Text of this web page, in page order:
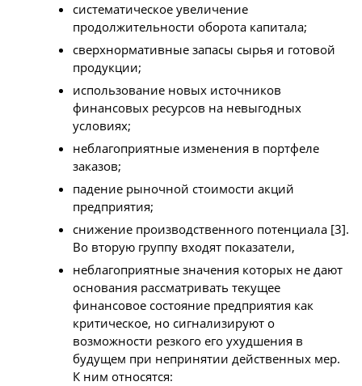
систематическое увеличение
продолжительности оборота капитала;
сверхнормативные запасы сырья и готовой
продукции;
использование новых источников
финансовых ресурсов на невыгодных
условиях;
неблагоприятные изменения в портфеле
заказов;
падение рыночной стоимости акций
предприятия;
снижение производственного потенциала [3].
Во вторую группу входят показатели,
неблагоприятные значения которых не дают
основания рассматривать текущее
финансовое состояние предприятия как
критическое, но сигнализируют о
возможности резкого его ухудшения в
будущем при непринятии действенных мер.
К ним относятся: